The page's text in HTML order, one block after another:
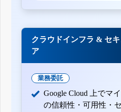
クラウドインフラ & セ
ア
業務委託
Google Cloud 上でマ
の信頼性・可用性・